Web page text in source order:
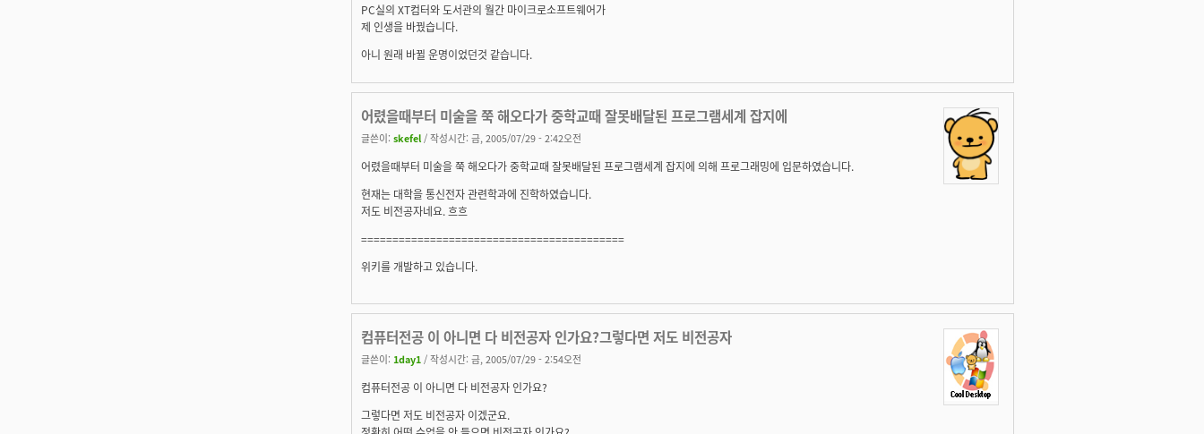
PC실의 XT컴터와 도서관의 월간 마이크로소프트웨어가
제 인생을 바꿨습니다.
아니 원래 바뀔 운명이었던것 같습니다.
어렸을때부터 미술을 쭉 해오다가 중학교때 잘못배달된 프로그램세계 잡지에
글쓴이: skefel / 작성시간: 금, 2005/07/29 - 2:42오전
어렸을때부터 미술을 쭉 해오다가 중학교때 잘못배달된 프로그램세계 잡지에 의해 프로그래밍에 입문하였습니다.
현재는 대학을 통신전자 관련학과에 진학하였습니다.
저도 비전공자네요. 흐흐
==========================================
위키를 개발하고 있습니다.
컴퓨터전공 이 아니면 다 비전공자 인가요?그렇다면 저도 비전공자
글쓴이: 1day1 / 작성시간: 금, 2005/07/29 - 2:54오전
컴퓨터전공 이 아니면 다 비전공자 인가요?
그렇다면 저도 비전공자 이겠군요.